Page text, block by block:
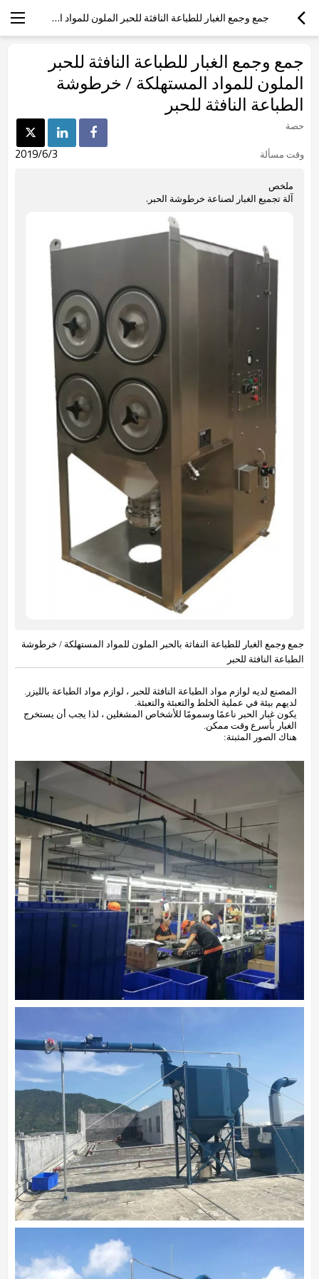
جمع وجمع الغبار للطباعة النافثة للحبر الملون للمواد المستهلكة / خرطوشة الطباعة النافثة للحبر
جمع وجمع الغبار للطباعة النافثة للحبر
الملون للمواد المستهلكة / خرطوشة
الطباعة النافثة للحبر
حصة
وقت مسألة
2019/6/3
ملخص
آلة تجميع الغبار لصناعة خرطوشة الحبر.
جمع وجمع الغبار للطباعة النفاثة بالحبر الملون للمواد المستهلكة / خرطوشة
الطباعة النافثة للحبر
المصنع لديه لوازم مواد الطباعة النافثة للحبر ، لوازم مواد الطباعة بالليزر.
لديهم بيئة في عملية الخلط والتعبئة والتعبئة.
يكون غبار الحبر ناعمًا وسمومًا للأشخاص المشغلين ، لذا يجب أن يستخرج
الغبار بأسرع وقت ممكن.
هناك الصور المثبتة: